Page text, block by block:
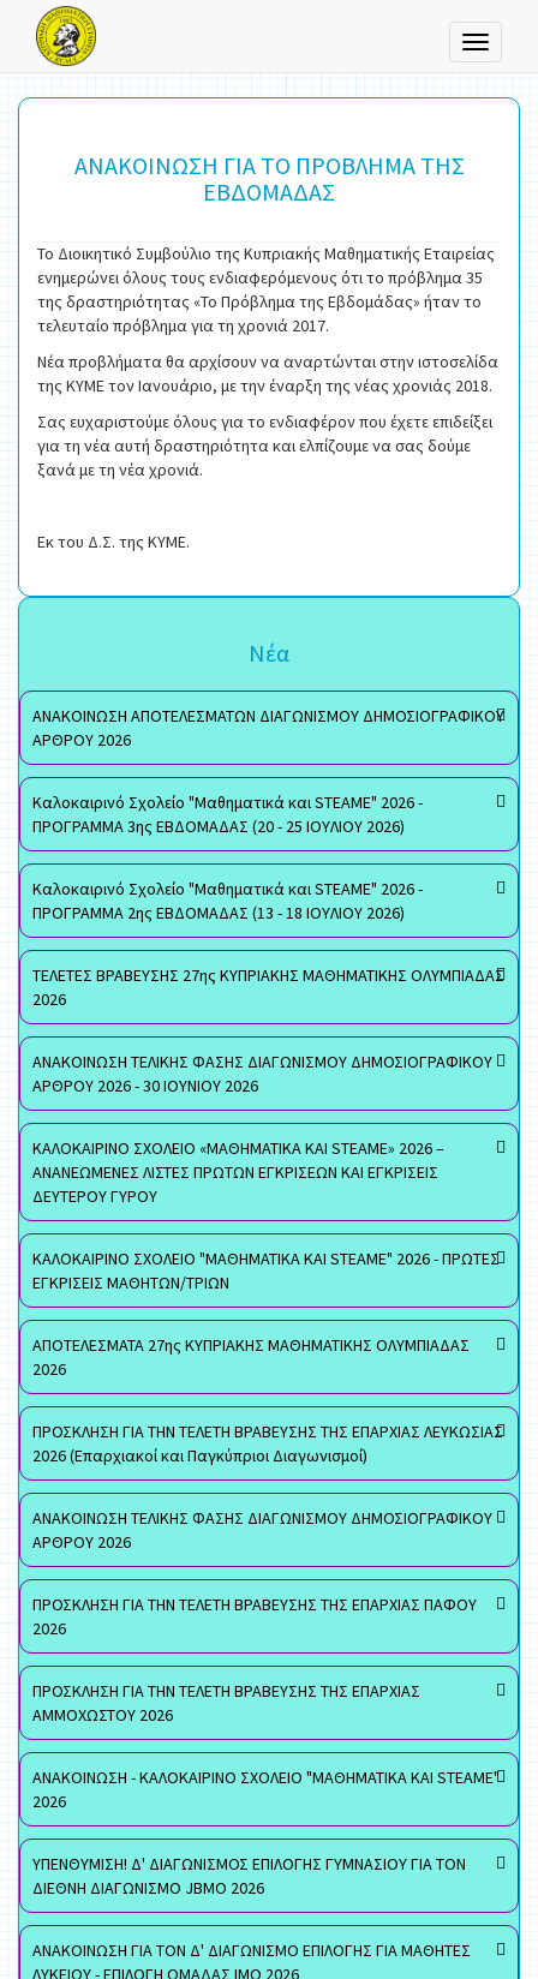
Toggle
ΑΝΑΚΟΙΝΩΣΗ ΓΙΑ ΤΟ ΠΡΟΒΛΗΜΑ ΤΗΣ
ΕΒΔΟΜΑΔΑΣ
Το Διοικητικό Συμβούλιο της Κυπριακής Μαθηματικής Εταιρείας
ενημερώνει όλους τους ενδιαφερόμενους ότι το πρόβλημα 35
της δραστηριότητας «Το Πρόβλημα της Εβδομάδας» ήταν το
τελευταίο πρόβλημα για τη χρονιά 2017.
Νέα προβλήματα θα αρχίσουν να αναρτώνται στην ιστοσελίδα
της ΚΥΜΕ τον Ιανουάριο, με την έναρξη της νέας χρονιάς 2018.
Σας ευχαριστούμε όλους για το ενδιαφέρον που έχετε επιδείξει
για τη νέα αυτή δραστηριότητα και ελπίζουμε να σας δούμε
ξανά με τη νέα χρονιά.
Εκ του Δ.Σ. της ΚΥΜΕ.
Νέα
ΑΝΑΚΟΙΝΩΣΗ ΑΠΟΤΕΛΕΣΜΑΤΩΝ ΔΙΑΓΩΝΙΣΜΟΥ ΔΗΜΟΣΙΟΓΡΑΦΙΚΟΥ
ΑΡΘΡΟΥ 2026
Καλοκαιρινό Σχολείο "Μαθηματικά και STEAME" 2026 -
ΠΡΟΓΡΑΜΜΑ 3ης ΕΒΔΟΜΑΔΑΣ (20 - 25 ΙΟΥΛΙΟΥ 2026)
Καλοκαιρινό Σχολείο "Μαθηματικά και STEAME" 2026 -
ΠΡΟΓΡΑΜΜΑ 2ης ΕΒΔΟΜΑΔΑΣ (13 - 18 ΙΟΥΛΙΟΥ 2026)
ΤΕΛΕΤΕΣ ΒΡΑΒΕΥΣΗΣ 27ης ΚΥΠΡΙΑΚΗΣ ΜΑΘΗΜΑΤΙΚΗΣ ΟΛΥΜΠΙΑΔΑΣ
2026
ΑΝΑΚΟΙΝΩΣΗ ΤΕΛΙΚΗΣ ΦΑΣΗΣ ΔΙΑΓΩΝΙΣΜΟΥ ΔΗΜΟΣΙΟΓΡΑΦΙΚΟΥ
ΑΡΘΡΟΥ 2026 - 30 ΙΟΥΝΙΟΥ 2026
ΚΑΛΟΚΑΙΡΙΝΟ ΣΧΟΛΕΙΟ «ΜΑΘΗΜΑΤΙΚΑ ΚΑΙ STEAME» 2026 –
ΑΝΑΝΕΩΜΕΝΕΣ ΛΙΣΤΕΣ ΠΡΩΤΩΝ ΕΓΚΡΙΣΕΩΝ ΚΑΙ ΕΓΚΡΙΣΕΙΣ
ΔΕΥΤΕΡΟΥ ΓΥΡΟΥ
ΚΑΛΟΚΑΙΡΙΝΟ ΣΧΟΛΕΙΟ "ΜΑΘΗΜΑΤΙΚΑ ΚΑΙ STEAME" 2026 - ΠΡΩΤΕΣ
ΕΓΚΡΙΣΕΙΣ ΜΑΘΗΤΩΝ/ΤΡΙΩΝ
ΑΠΟΤΕΛΕΣΜΑΤΑ 27ης ΚΥΠΡΙΑΚΗΣ ΜΑΘΗΜΑΤΙΚΗΣ ΟΛΥΜΠΙΑΔΑΣ
2026
ΠΡΟΣΚΛΗΣΗ ΓΙΑ ΤΗΝ ΤΕΛΕΤΗ ΒΡΑΒΕΥΣΗΣ ΤΗΣ ΕΠΑΡΧΙΑΣ ΛΕΥΚΩΣΙΑΣ
2026 (Επαρχιακοί και Παγκύπριοι Διαγωνισμοί)
ΑΝΑΚΟΙΝΩΣΗ ΤΕΛΙΚΗΣ ΦΑΣΗΣ ΔΙΑΓΩΝΙΣΜΟΥ ΔΗΜΟΣΙΟΓΡΑΦΙΚΟΥ
ΑΡΘΡΟΥ 2026
ΠΡΟΣΚΛΗΣΗ ΓΙΑ ΤΗΝ ΤΕΛΕΤΗ ΒΡΑΒΕΥΣΗΣ ΤΗΣ ΕΠΑΡΧΙΑΣ ΠΑΦΟΥ
2026
ΠΡΟΣΚΛΗΣΗ ΓΙΑ ΤΗΝ ΤΕΛΕΤΗ ΒΡΑΒΕΥΣΗΣ ΤΗΣ ΕΠΑΡΧΙΑΣ
ΑΜΜΟΧΩΣΤΟΥ 2026
ΑΝΑΚΟΙΝΩΣΗ - ΚΑΛΟΚΑΙΡΙΝΟ ΣΧΟΛΕΙΟ "ΜΑΘΗΜΑΤΙΚΑ ΚΑΙ STEAME"
2026
ΥΠΕΝΘΥΜΙΣΗ! Δ' ΔΙΑΓΩΝΙΣΜΟΣ ΕΠΙΛΟΓΗΣ ΓΥΜΝΑΣΙΟΥ ΓΙΑ ΤΟΝ
ΔΙΕΘΝΗ ΔΙΑΓΩΝΙΣΜΟ JBMO 2026
ΑΝΑΚΟΙΝΩΣΗ ΓΙΑ ΤΟΝ Δ' ΔΙΑΓΩΝΙΣΜΟ ΕΠΙΛΟΓΗΣ ΓΙΑ ΜΑΘΗΤΕΣ
ΛΥΚΕΙΟΥ - ΕΠΙΛΟΓΗ ΟΜΑΔΑΣ ΙΜΟ 2026